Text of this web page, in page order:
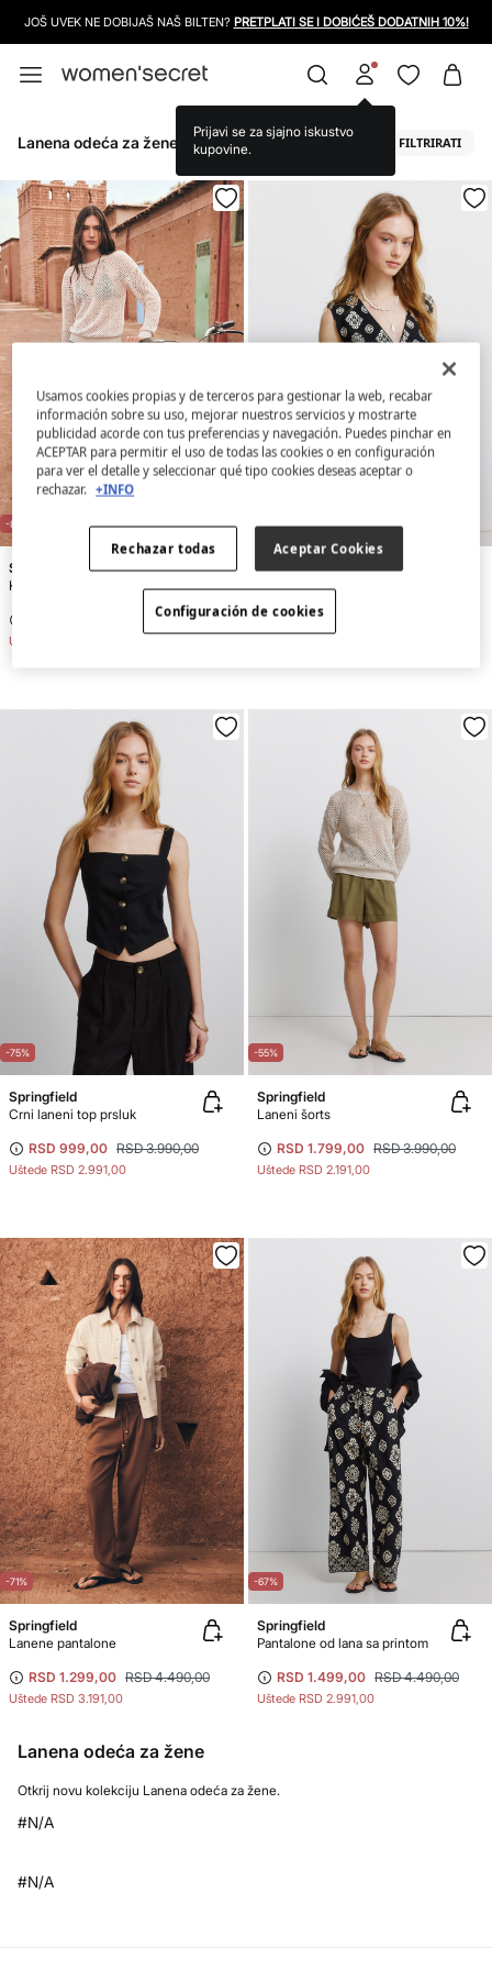
JOŠ UVEK NE DOBIJAŠ NAŠ BILTEN? PRETPLATI SE I DOBIĆEŠ DODATNIH 10%!
Prijavi se za sjajno iskustvo
kupovine.
Lanena odeća za žene FILTRIRATI
-82%
Springfield
Kratka suknja od lana sa etno printom
RSD 4.490,00
Uštede
-74%
Springfield
Laneni prsluk sa etno printom
RSD 1.299,00
-75%
Springfield
Crni laneni top prsluk
RSD 999,00 RSD 3.990,00
Uštede RSD 2.991,00
-55%
Springfield
Laneni šorts
RSD 1.799,00 RSD 3.990,00
Uštede RSD 2.191,00
-71%
Springfield
Lanene pantalone
RSD 1.299,00 RSD 4.490,00
Uštede RSD 3.191,00
-67%
Springfield
Pantalone od lana sa printom
RSD 1.499,00 RSD 4.490,00
Uštede RSD 2.991,00
Lanena odeća za žene
Otkrij novu kolekciju Lanena odeća za žene.
#N/A
#N/A
Usamos cookies propias y de terceros para gestionar la web, recabar
información sobre su uso, mejorar nuestros servicios y mostrarte
publicidad acorde con tus preferencias y navegación. Puedes pinchar en
ACEPTAR para permitir el uso de todas las cookies o en configuración
para ver el detalle y seleccionar qué tipo cookies deseas aceptar o
rechazar. +INFO
Rechazar todas Aceptar Cookies
Configuración de cookies